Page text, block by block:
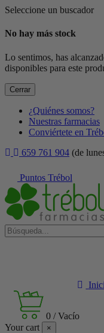
Seleccione un buscador
No hay más stock
Lo sentimos, has
disponibles para este
Cerrar
¿Quiénes somos?
Nuestras farmacias
Conviértete en
659 761 904 (de
Puntos Trébol
0 /Vacío
Your cart
×